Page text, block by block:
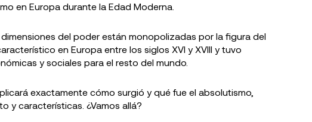
en Europa durante la Edad Moderna.
del poder están monopolizadas por la figura del
en Europa entre los siglos XVI y XVIII y tuvo
y sociales para el resto del mundo.
exactamente cómo surgió y qué fue el absolutismo,
y características. ¿Vamos allá?